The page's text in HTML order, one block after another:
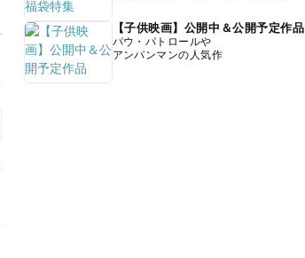
【子供映画】公開中＆公開予定作品
パウ・パトロールや
アンパンマンの人気作